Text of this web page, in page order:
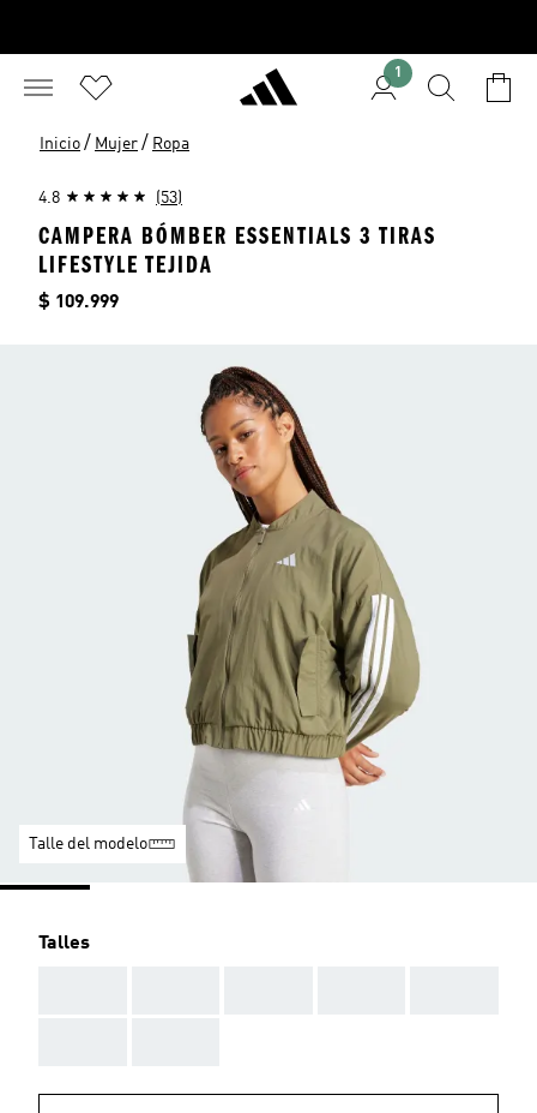
1
Inicio / Mujer / Ropa
4.8 (53)
CAMPERA BÓMBER ESSENTIALS 3 TIRAS
LIFESTYLE TEJIDA
Precio
$ 109.999
Talle del modelo
Talles